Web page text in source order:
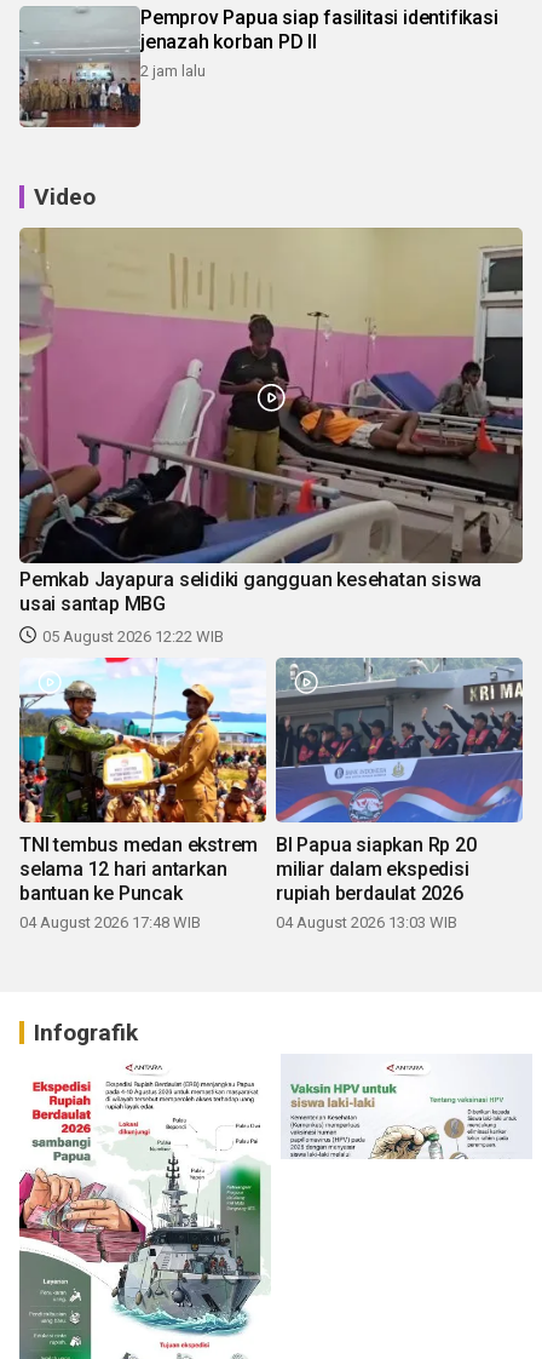
Pemprov Papua siap fasilitasi identifikasi
jenazah korban PD II
2 jam lalu
Video
Pemkab Jayapura selidiki gangguan kesehatan siswa
usai santap MBG
05 August 2026 12:22 WIB
TNI tembus medan ekstrem
selama 12 hari antarkan
bantuan ke Puncak
04 August 2026 17:48 WIB
BI Papua siapkan Rp 20
miliar dalam ekspedisi
rupiah berdaulat 2026
04 August 2026 13:03 WIB
Infografik